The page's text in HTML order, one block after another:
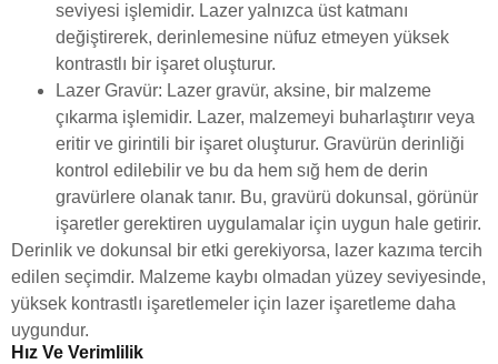
seviyesi işlemidir. Lazer yalnızca üst katmanı
değiştirerek, derinlemesine nüfuz etmeyen yüksek
kontrastlı bir işaret oluşturur.
Lazer Gravür: Lazer gravür, aksine, bir malzeme
çıkarma işlemidir. Lazer, malzemeyi buharlaştırır veya
eritir ve girintili bir işaret oluşturur. Gravürün derinliği
kontrol edilebilir ve bu da hem sığ hem de derin
gravürlere olanak tanır. Bu, gravürü dokunsal, görünür
işaretler gerektiren uygulamalar için uygun hale getirir.
Derinlik ve dokunsal bir etki gerekiyorsa, lazer kazıma tercih
edilen seçimdir. Malzeme kaybı olmadan yüzey seviyesinde,
yüksek kontrastlı işaretlemeler için lazer işaretleme daha
uygundur.
Hız Ve Verimlilik